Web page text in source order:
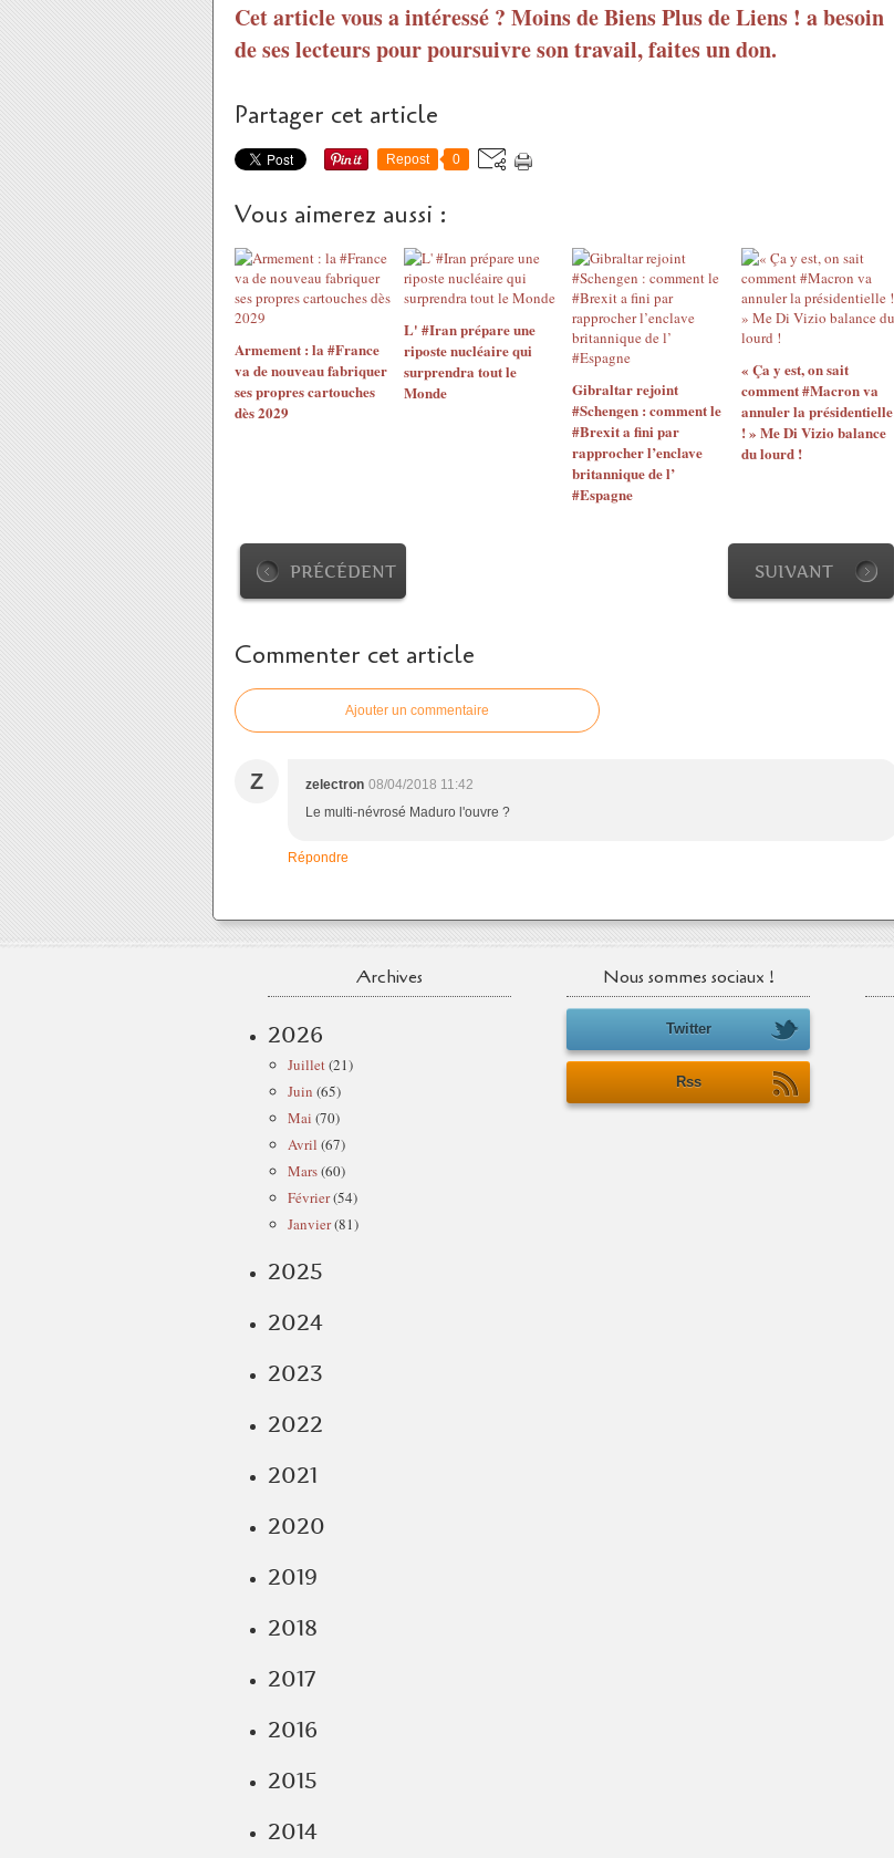
Cet article vous a intéressé ? Moins de Biens Plus de Liens ! a besoin
de ses lecteurs pour poursuivre son travail, faites un don.
Partager cet article
Repost 0
Vous aimerez aussi :
Armement : la #France
va de nouveau fabriquer
ses propres cartouches
dès 2029
L' #Iran prépare une
riposte nucléaire qui
surprendra tout le
Monde
Gibraltar rejoint
#Schengen : comment le
#Brexit a fini par
rapprocher l’enclave
britannique de l’
#Espagne
« Ça y est, on sait
comment #Macron va
annuler la présidentielle
! » Me Di Vizio balance
du lourd !
PRÉCÉDENT SUIVANT
Commenter cet article
Ajouter un commentaire
Z zelectron 08/04/2018 11:42
Le multi-névrosé Maduro l'ouvre ?
Répondre
Archives
2026
Juillet(21)
Juin (65)
Mai (70)
Avril (67)
Mars(60)
Février(54)
Janvier(81)
2025
2024
2023
2022
2021
2020
2019
2018
2017
2016
2015
2014
Nous sommes sociaux !
Twitter
Rss